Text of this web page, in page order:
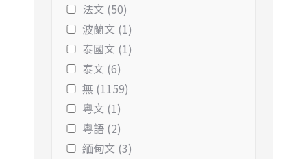
法文 (50)
波蘭文 (1)
泰國文 (1)
泰文 (6)
無 (1159)
粵文 (1)
粵語 (2)
緬甸文 (3)